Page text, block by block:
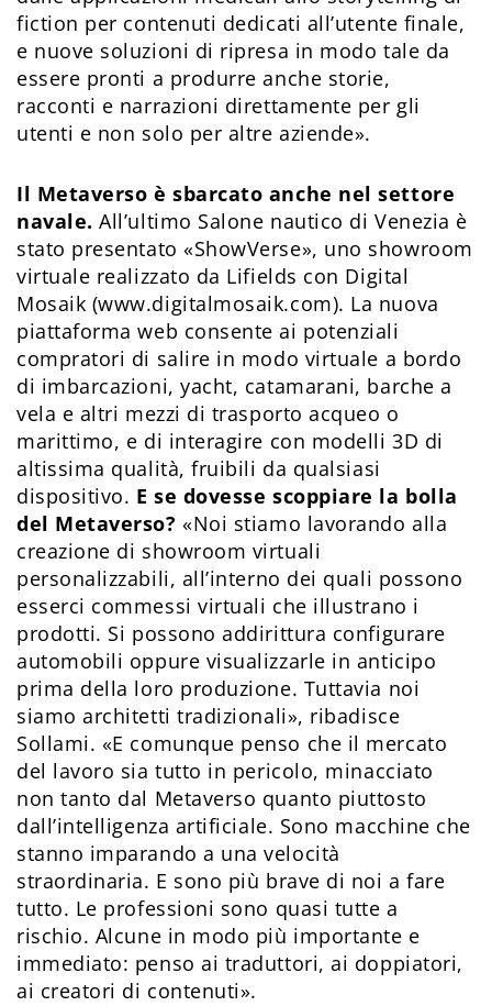
fiction per contenuti dedicati all’utente finale,
e nuove soluzioni di ripresa in modo tale da
essere pronti a produrre anche storie,
racconti e narrazioni direttamente per gli
utenti e non solo per altre aziende».
Il Metaverso è sbarcato anche nel settore
navale.All’ultimo Salone nautico di Venezia è
stato presentato «ShowVerse», uno showroom
virtuale realizzato da Lifields con Digital
Mosaik (www.digitalmosaik.com). La nuova
piattaforma web consente ai potenziali
compratori di salire in modo virtuale a bordo
di imbarcazioni, yacht, catamarani, barche a
vela e altri mezzi di trasporto acqueo o
marittimo, e di interagire con modelli 3D di
altissima qualità, fruibili da qualsiasi
dispositivo. E se dovesse scoppiare la bolla
del Metaverso? «Noi stiamo lavorando alla
creazione di showroom virtuali
personalizzabili, all’interno dei quali possono
esserci commessi virtuali che illustrano i
prodotti. Si possono addirittura configurare
automobili oppure visualizzarle in anticipo
prima della loro produzione. Tuttavia noi
siamo architetti tradizionali», ribadisce
Sollami. «E comunque penso che il mercato
del lavoro sia tutto in pericolo, minacciato
non tanto dal Metaverso quanto piuttosto
dall’intelligenza artificiale. Sono macchine che
stanno imparando a una velocità
straordinaria. E sono più brave di noi a fare
tutto. Le professioni sono quasi tutte a
rischio. Alcune in modo più importante e
immediato: penso ai traduttori, ai doppiatori,
ai creatori di contenuti».